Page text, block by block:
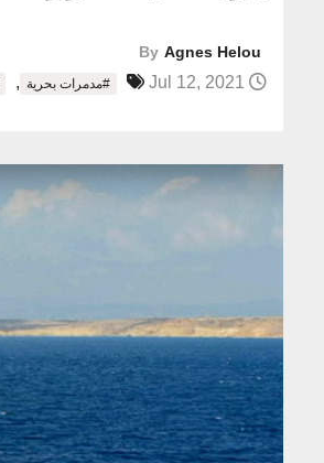
By Agnes Helou
#مدمرات بحرية ,